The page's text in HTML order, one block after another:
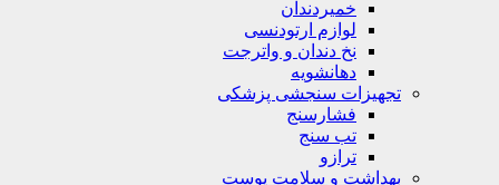
خمیردندان
لوازم ارتودنسی
نخ دندان و واترجت
دهانشویه
تجهیزات سنجشی پزشکی
فشارسنج
تب سنج
ترازو
بهداشت و سلامت پوست